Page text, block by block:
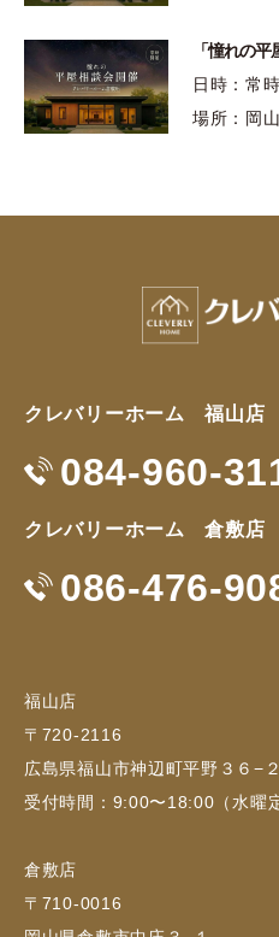
「憧れの
日時：常
場所：岡
クレバリーホーム 福山店
084-960-
クレバリーホーム 倉敷店
086-476-
福山店
〒720-2116
広島県福山市神辺町平野３６−２
受付時間：9:00〜18:00（水曜
倉敷店
〒710-0016